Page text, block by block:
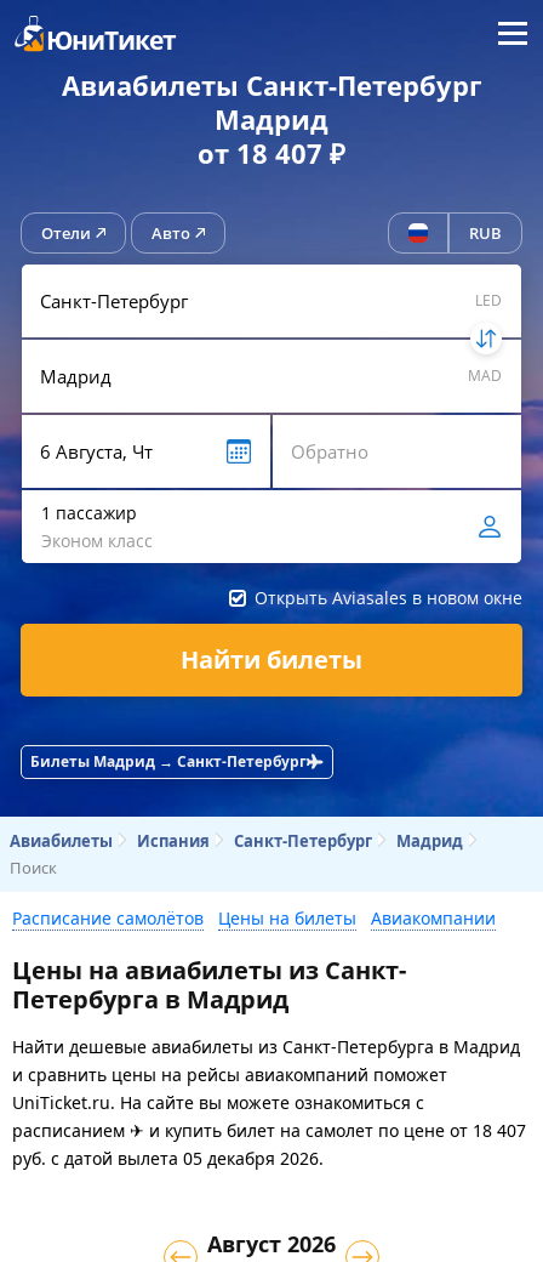
ЮниТикет Меню
Авиабилеты Санкт-Петербург
Мадрид
от 18 407 ₽
Отели Авто RUB
LED
MAD
1 пассажир
Эконом класс
Открыть Aviasales в новом окне
Найти билеты
Билеты Мадрид → Санкт-Петербург
Авиабилеты Испания Санкт-Петербург
Мадрид
Поиск
Расписание самолётов Цены на билеты Авиакомпании
Цены на авиабилеты из Санкт-
Петербурга в Мадрид
Найти дешевые авиабилеты из Санкт-Петербурга в Мадрид
и сравнить цены на рейсы авиакомпаний поможет
UniTicket.ru. На сайте вы можете ознакомиться с
расписанием ✈ и купить билет на самолет по цене от 18 407
руб. с датой вылета 05 декабря 2026.
Август 2026